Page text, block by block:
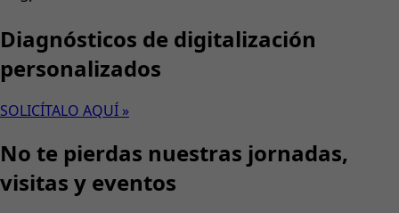
Diagnósticos de digitalización
personalizados
SOLICÍTALO AQUÍ »
No te pierdas nuestras jornadas,
visitas y eventos